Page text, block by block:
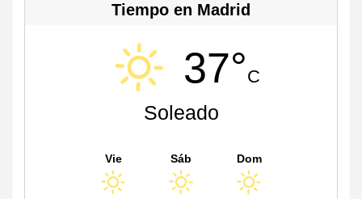
Tiempo en Madrid
37°C
Soleado
Vie Sáb Dom